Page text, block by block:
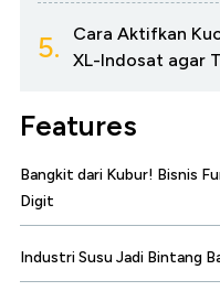
5.
Cara Aktifkan
XL-Indosat agar
Features
Bangkit dari Kubur! Bisnis
Digit
Industri Susu Jadi Bintang